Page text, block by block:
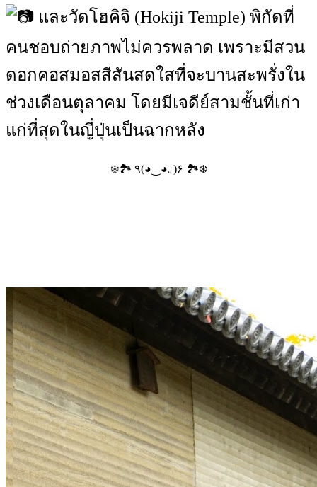
และวัดโฮคิจิ (Hokiji Temple) พิกัดที่
คนชอบถ่ายภาพไม่ควรพลาด เพราะมีสวน
ดอกคอสมอสสีสันสดใสที่จะบานสะพรั่งใน
ช่วงเดือนตุลาคม โดยมีเจดีย์สามชั้นที่เก่า
แก่ที่สุดในญี่ปุ่นเป็นฉากหลัง
❄️🏞️ ٩(◕‿◕｡)۶ 🏞️❄️